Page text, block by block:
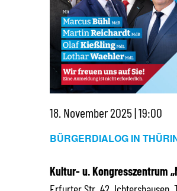
BÜRGERDIALOG IN
18. November 2025 | 19:00
Kultur- u. Kongresszentrum